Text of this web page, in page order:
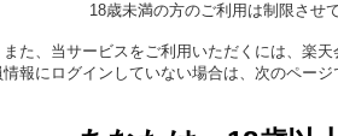
18歳未満の方のご利用は制限させ
また、当サービスをご利用いただくには、楽天
報にログインしていない場合は、次のページ